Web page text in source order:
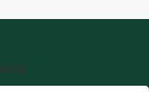
БЛОГ